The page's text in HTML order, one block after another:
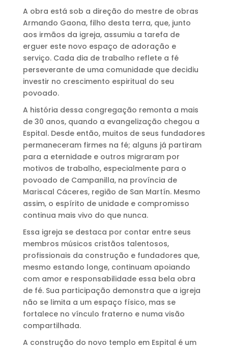
A obra está sob a direção do mestre de obras
Armando Gaona, filho desta terra, que, junto
aos irmãos da igreja, assumiu a tarefa de
erguer este novo espaço de adoração e
serviço. Cada dia de trabalho reflete a fé
perseverante de uma comunidade que decidiu
investir no crescimento espiritual do seu
povoado.
A história dessa congregação remonta a mais
de 30 anos, quando a evangelização chegou a
Espital. Desde então, muitos de seus fundadores
permaneceram firmes na fé; alguns já partiram
para a eternidade e outros migraram por
motivos de trabalho, especialmente para o
povoado de Campanilla, na província de
Mariscal Cáceres, região de San Martín. Mesmo
assim, o espírito de unidade e compromisso
continua mais vivo do que nunca.
Essa igreja se destaca por contar entre seus
membros músicos cristãos talentosos,
profissionais da construção e fundadores que,
mesmo estando longe, continuam apoiando
com amor e responsabilidade essa bela obra
de fé. Sua participação demonstra que a igreja
não se limita a um espaço físico, mas se
fortalece no vínculo fraterno e numa visão
compartilhada.
A construção do novo templo em Espital é um